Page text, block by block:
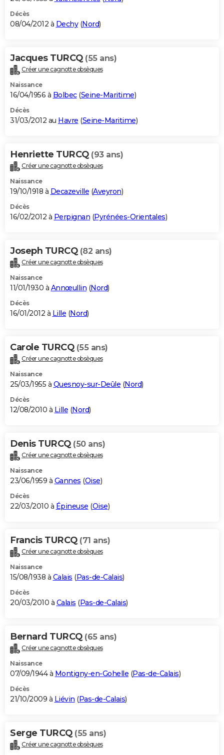
Décès
08/04/2012 à Dechy(Nord)
Jacques TURCQ (55 ans)
Créer une cagnotte obsèques
Naissance
16/04/1956 à Bolbec(Seine-Maritime)
Décès
31/03/2012 au Havre (Seine-Maritime)
Henriette TURCQ (93 ans)
Créer une cagnotte obsèques
Naissance
19/10/1918 à Decazeville (Aveyron)
Décès
16/02/2012 à Perpignan (Pyrénées-Orientales)
Joseph TURCQ (82 ans)
Créer une cagnotte obsèques
Naissance
11/01/1930 à Annœullin (Nord)
Décès
16/01/2012 à Lille (Nord)
Carole TURCQ (55 ans)
Créer une cagnotte obsèques
Naissance
25/03/1955 à Quesnoy-sur-Deûle (Nord)
Décès
12/08/2010 à Lille (Nord)
Denis TURCQ (50 ans)
Créer une cagnotte obsèques
Naissance
23/06/1959 à Gannes (Oise)
Décès
22/03/2010 à Épineuse (Oise)
Francis TURCQ (71 ans)
Créer une cagnotte obsèques
Naissance
15/08/1938 à Calais (Pas-de-Calais)
Décès
20/03/2010 à Calais (Pas-de-Calais)
Bernard TURCQ (65 ans)
Créer une cagnotte obsèques
Naissance
07/09/1944 à Montigny-en-Gohelle (Pas-de-Calais)
Décès
21/10/2009 à Liévin (Pas-de-Calais)
Serge TURCQ (55 ans)
Créer une cagnotte obsèques